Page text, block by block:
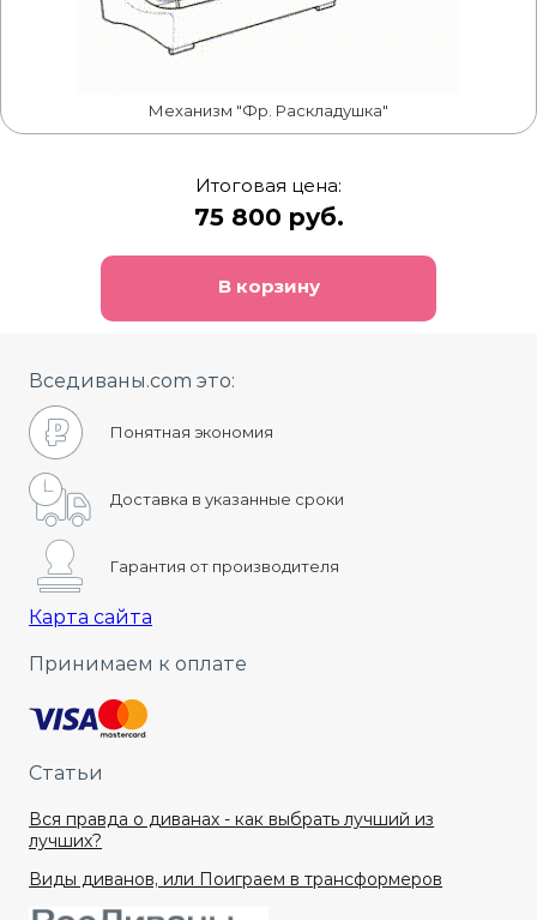
Механизм "Фр. Раскладушка"
Итоговая цена:
75 800 руб.
В корзину
Карта сайта
Принимаем к оплате
Статьи
Вся правда о диванах - как выбрать лучший из
лучших?
Виды диванов, или Поиграем в трансформеров
Вседиваны.com это:
Понятная экономия
Доставка в указанные сроки
Гарантия от производителя